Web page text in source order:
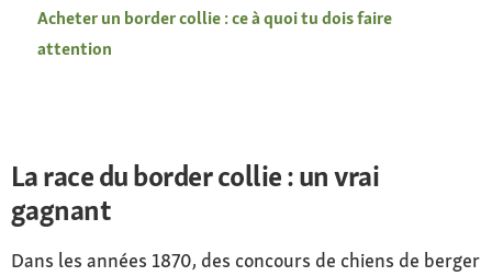
Acheter un border collie : ce à quoi tu dois faire
attention
La race du border collie : un vrai
gagnant
Dans les années 1870, des concours de chiens de berger